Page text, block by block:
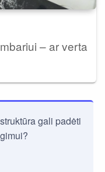
– ar verta
gali padėti